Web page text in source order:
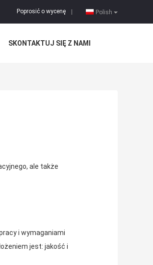
Polish
Poprosić o wycenę
SKONTAKTUJ SIĘ Z NAMI
ale także
i wymaganiami
jest: jakość i